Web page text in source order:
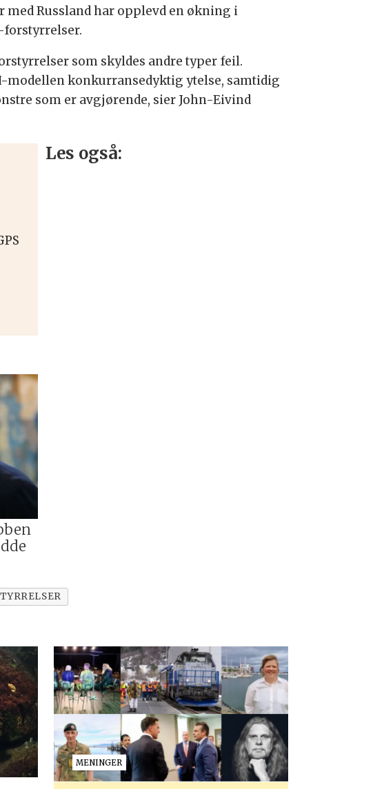
med Russland har opplevd en økning i
forstyrrelser.
som skyldes andre typer feil.
konkurransedyktig ytelse, samtidig
som er avgjørende, sier John-Eivind
Les også:
MENINGER